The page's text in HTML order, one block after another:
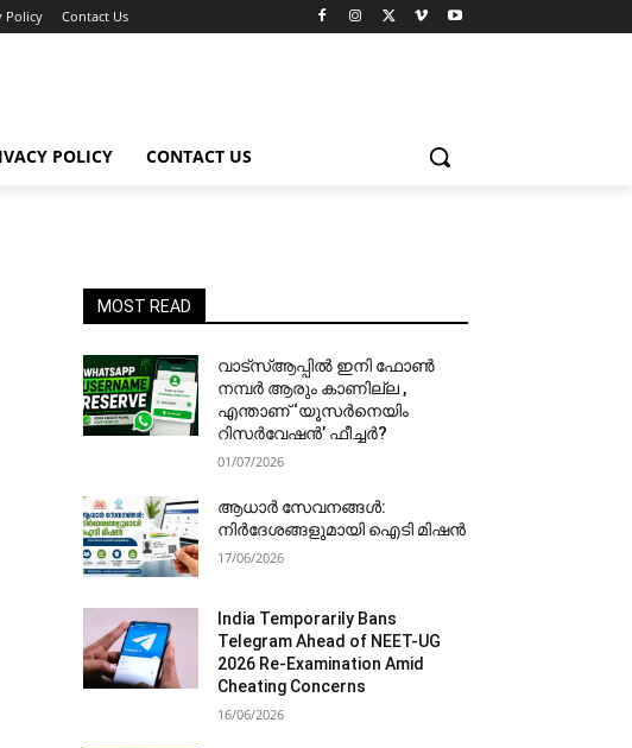
Policy Contact Us
POLICY CONTACT US
MOST READ
വാട്‌സ്ആപ്പിൽ ഇനി ഫോൺ
നമ്പർ ആരും കാണില്ല ,
എന്താണ് ‘യൂസർനെയിം
റിസർവേഷൻ’ ഫീച്ചർ?
01/07/2026
ആധാർ സേവനങ്ങൾ:
നിർദേശങ്ങളുമായി ഐടി മിഷൻ
17/06/2026
India Temporarily Bans
Telegram Ahead of NEET-UG
2026 Re-Examination Amid
Cheating Concerns
16/06/2026